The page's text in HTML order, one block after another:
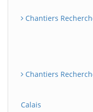
Chantiers
Chantiers
Calais